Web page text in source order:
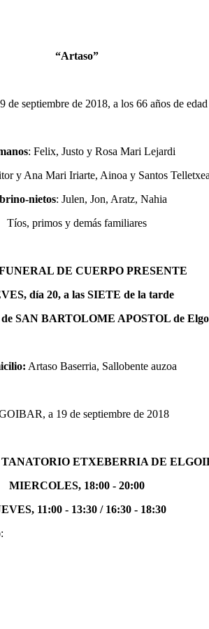
“Artaso”
de septiembre de 2018, a los 66 años de edad
: Felix, Justo y Rosa Mari Lejardi
y Ana Mari Iriarte, Ainoa y Santos Telletxea
nietos: Julen, Jon, Aratz, Nahia
Tíos, primos y demás familiares
DE CUERPO PRESENTE
día 20, a las SIETE de la tarde
SAN BARTOLOME APOSTOL de
Artaso Baserria, Sallobente auzoa
a 19 de septiembre de 2018
ETXEBERRIA DE
MIERCOLES, 18:00 - 20:00
11:00 - 13:30 / 16:30 - 18:30